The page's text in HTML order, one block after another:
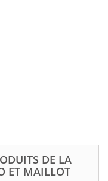
DE LA
ET MAILLOT